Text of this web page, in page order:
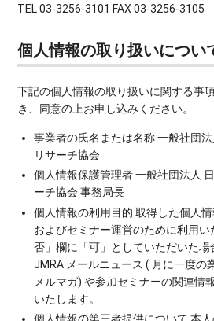
TEL 03-3256-3101 FAX 03-3256-3105
個人情報の取り扱いについ
下記の個人情報の取り扱いに関する事
き、同意の上お申し込みください。
事業者の氏名または名称 一般社団
リサーチ協会
個人情報保護管理者 一般社団法人
ーチ協会 事務局長
個人情報の利用目的 取得した個人
およびセミナー運営のために利用
否」欄に「可」としていただいた場
JMRA メールニュース ( 月に一度の
メルマガ) や参加セミナーの関連情
いたします。